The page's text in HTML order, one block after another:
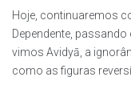
Hoje, continuaremos
Dependente,
vimos Avidyā, a
como as figuras